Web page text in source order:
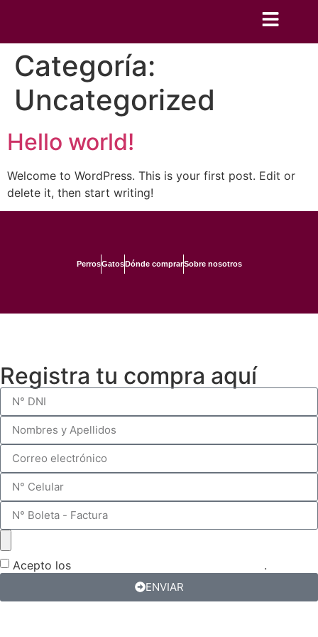
Categoría:
Uncategorized
Hello world!
Welcome to WordPress. This is your first post. Edit or
delete it, then start writing!
PerrosGatosDónde comprarSobre nosotros
Registra tu compra aquí
Acepto los .
ENVIAR